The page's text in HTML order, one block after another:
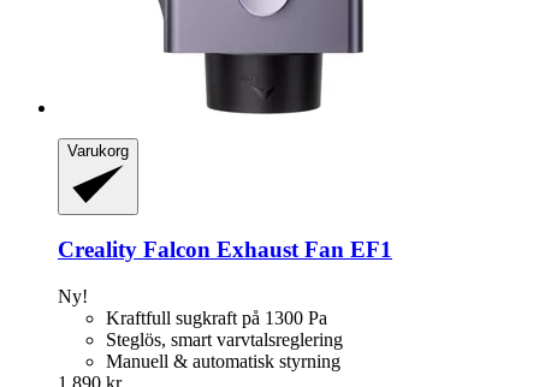
Varukorg
Creality Falcon Exhaust Fan EF1
Ny!
Kraftfull sugkraft på 1300 Pa
Steglös, smart varvtalsreglering
Manuell & automatisk styrning